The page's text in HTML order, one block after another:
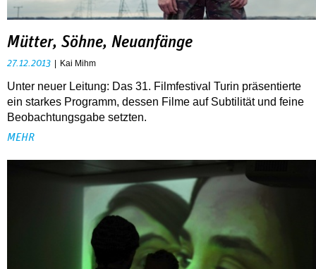
Mütter, Söhne, Neuanfänge
27.12.2013 Kai Mihm
Unter neuer Leitung: Das 31. Filmfestival Turin präsentierte
ein starkes Programm, dessen Filme auf Subtilität und feine
Beobachtungsgabe setzten.
MEHR